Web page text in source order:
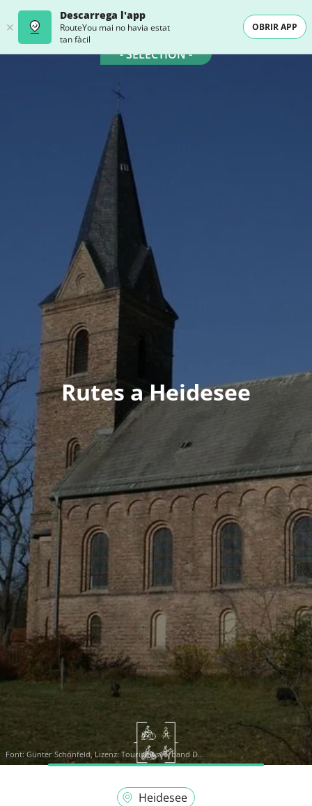
Descarrega l'app
RouteYou mai no havia estat
tan fàcil
OBRIR APP
- SELECTION -
Rutes a Heidesee
Font: Günter Schönfeld, Lizenz: Tourismusverband D...
Heidesee